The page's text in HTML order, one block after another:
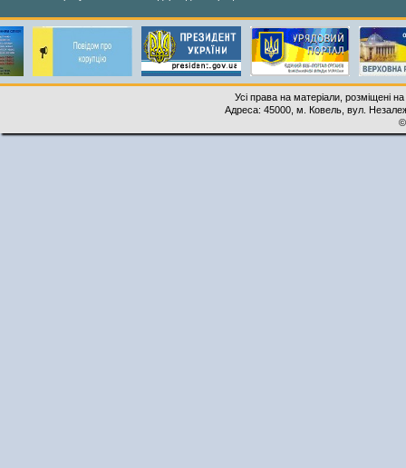
Усі права на матеріали, розміщені
Адреса: 45000, м. Ковель, вул.